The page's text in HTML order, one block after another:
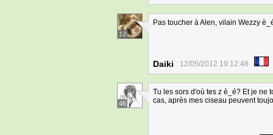
12
Pas toucher à Alen, vilain Wezzy
Daiki 12/05/2012 19:12:48
46
Tu les sors d'où tes z è_é? Et je ne
cas, après mes ciseau peuvent